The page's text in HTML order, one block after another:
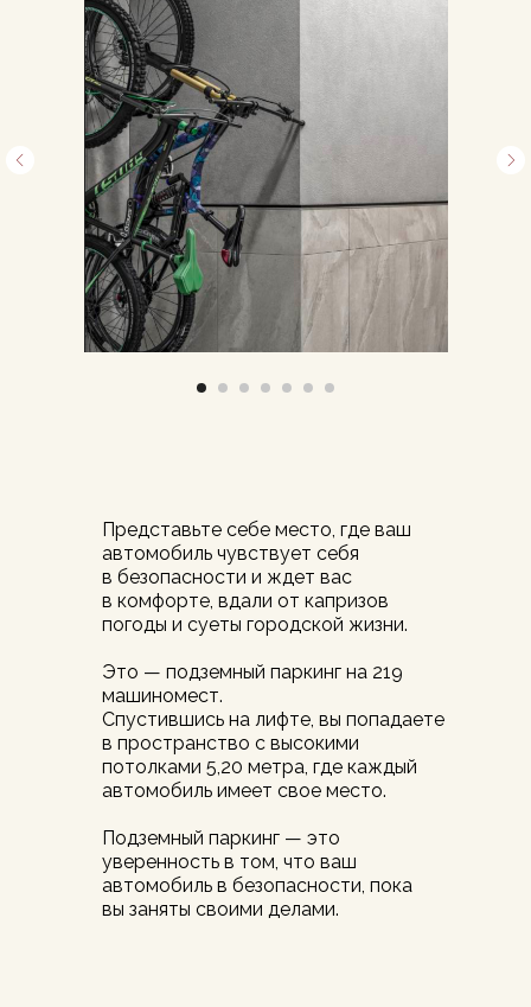
Представьте себе место, где ваш
автомобиль чувствует себя
в безопасности и ждет вас
в комфорте, вдали от капризов
погоды и суеты городской жизни.
Это — подземный паркинг на 219
машиномест.
Спустившись на лифте, вы попадаете
в пространство с высокими
потолками 5,20 метра, где каждый
автомобиль имеет свое место.
Подземный паркинг — это
уверенность в том, что ваш
автомобиль в безопасности, пока
вы заняты своими делами.